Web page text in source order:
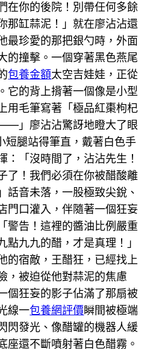
在你的後院！別帶任何多餘
缸蒜泥！」就在廖沾沾還
最珍愛的那把銀勺時，外面
的撞擊。一個穿著黑色燕尾
包養金額太空吉娃娃，正從
它的背上揹著一個像是小型
用毛筆寫著「極品紅棗枸杞
」廖沾沾驚訝地瞪大了眼
短腿站得筆直，戴著白色手
：「沒時間了，沾沾先生！
了！我們必須在你被醋酸離
話音未落，一股極致尖銳、
門口灌入，伴隨著一個狂妄
警告！這裡的醬油比例嚴重
點九九的醋，才是真理！」
的宿敵，王醋狂，已經找上
，被迫從他對蒜泥的焦慮
個狂妄的影子佔滿了那扇被
線一包養網評價瞬間被極端
閃發光、像醋罐的機器人緩
座還不斷噴射著白色醋霧。